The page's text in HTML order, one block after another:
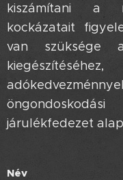
kiszámítani a
kockázatait
van szüksége
járulékfedezet
Név